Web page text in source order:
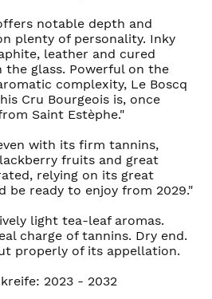
notable depth and
plenty of personality. Inky
leather and cured
glass. Powerful on the
complexity, Le Boscq
Cru Bourgeois is, once
Saint Estèphe."
with its firm tannins,
fruits and great
relying on its great
be ready to enjoy from 2029."
light tea-leaf aromas.
charge of tannins. Dry end.
properly of its appellation.
2023 - 2032